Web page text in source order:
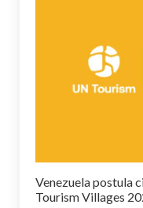
Venezuela postula
Tourism Villages